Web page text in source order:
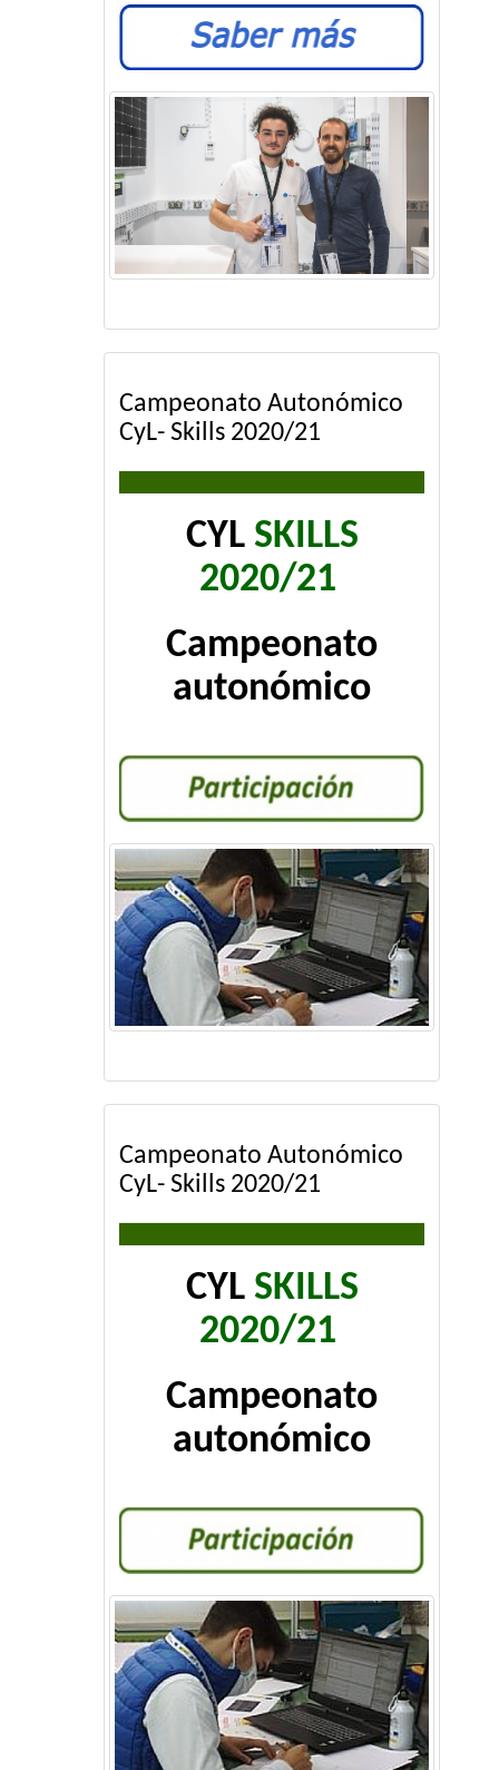
Campeonato Autonómico
CyL- Skills 2020/21
CYL SKILLS
2020/21
Campeonato
autonómico
Campeonato Autonómico
CyL- Skills 2020/21
CYL SKILLS
2020/21
Campeonato
autonómico